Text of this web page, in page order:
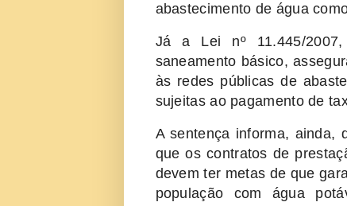
abastecimento de água
Já a Lei nº 11.445/
saneamento básico,
às redes públicas de
sujeitas ao pagamento de
A sentença informa, ainda,
que os contratos de
devem ter metas de que
população com água